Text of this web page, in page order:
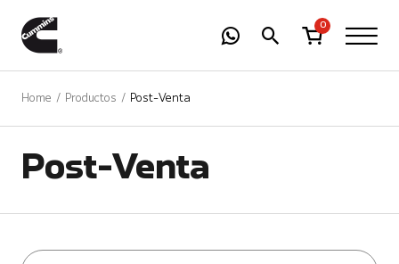
0
Home Productos Post-Venta
Post-Venta